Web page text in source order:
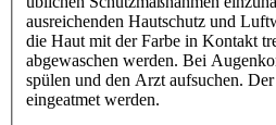
ausreichenden Hautschutz und
die Haut mit der Farbe in Kontakt
abgewaschen werden. Bei
spülen und den Arzt aufsuchen.
eingeatmet werden.